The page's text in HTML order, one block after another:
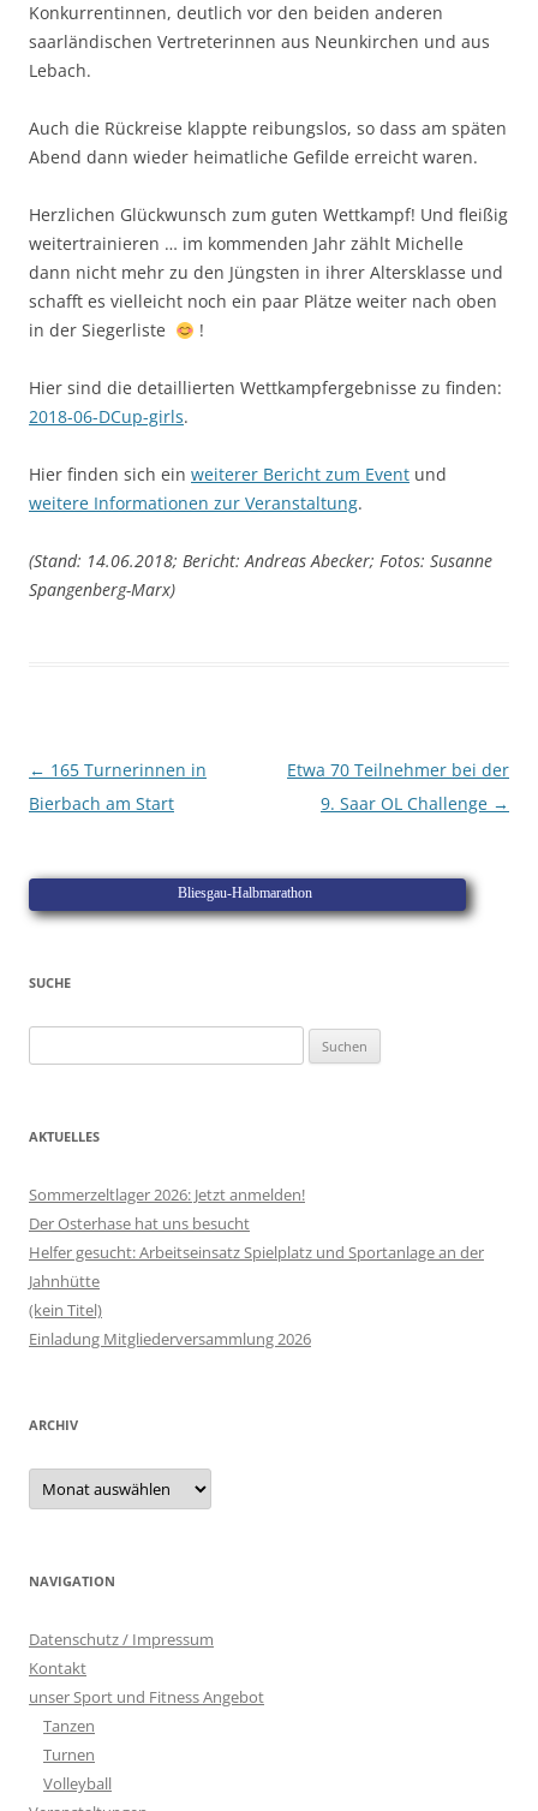
Konkurrentinnen, deutlich vor den beiden anderen
saarländischen Vertreterinnen aus Neunkirchen und aus
Lebach.
Auch die Rückreise klappte reibungslos, so dass am späten
Abend dann wieder heimatliche Gefilde erreicht waren.
Herzlichen Glückwunsch zum guten Wettkampf! Und fleißig
weitertrainieren … im kommenden Jahr zählt Michelle
dann nicht mehr zu den Jüngsten in ihrer Altersklasse und
schafft es vielleicht noch ein paar Plätze weiter nach oben
in der Siegerliste
!
Hier sind die detaillierten Wettkampfergebnisse zu finden:
2018-06-DCup-girls.
Hier finden sich ein weiterer Bericht zum Event und
weitere Informationen zur Veranstaltung.
(Stand: 14.06.2018; Bericht: Andreas Abecker; Fotos: Susanne
Spangenberg-Marx)
Beitragsnavigation
← 165 Turnerinnen in
Bierbach am Start
Etwa 70 Teilnehmer bei der
9. Saar OL Challenge →
Bliesgau-Halbmarathon
SUCHE
nach:
AKTUELLES
Sommerzeltlager 2026: Jetzt anmelden!
Der Osterhase hat uns besucht
Helfer gesucht: Arbeitseinsatz Spielplatz und Sportanlage an der
Jahnhütte
(kein Titel)
Einladung Mitgliederversammlung 2026
ARCHIV
Archiv
NAVIGATION
Datenschutz / Impressum
Kontakt
unser Sport und Fitness Angebot
Tanzen
Turnen
Volleyball